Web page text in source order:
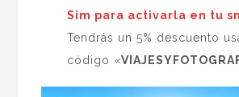
Sim para activarla en tu
Tendrás un 5% descuento
código «